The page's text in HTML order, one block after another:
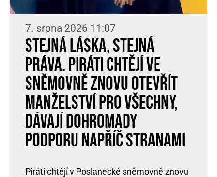
7. srpna 2026 11:07
Stejná láska, stejná
práva. Piráti chtějí ve
Sněmovně znovu otevřít
manželství pro všechny,
dávají dohromady
podporu napříč stranami
Piráti chtějí v Poslanecké sněmovně znovu